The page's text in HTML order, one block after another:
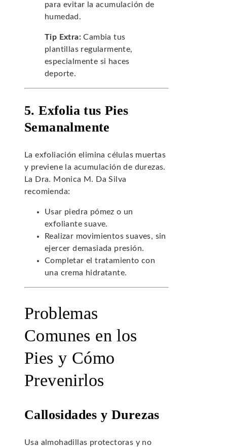
para evitar la acumulación de
humedad.
Tip Extra: Cambia tus
plantillas regularmente,
especialmente si haces
deporte.
5. Exfolia tus Pies
Semanalmente
La exfoliación elimina células muertas
y previene la acumulación de durezas.
La Dra. Monica M. Da Silva
recomienda:
Usar piedra pómez o un
exfoliante suave.
Realizar movimientos suaves, sin
ejercer demasiada presión.
Completar el tratamiento con
una crema hidratante.
Problemas
Comunes en los
Pies y Cómo
Prevenirlos
Callosidades y Durezas
Usa almohadillas protectoras y no